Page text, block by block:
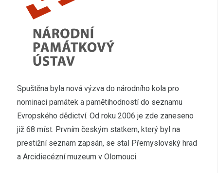
Spuštěna byla nová výzva do národního kola pro
nominaci památek a pamětihodností do seznamu
Evropského dědictví. Od roku 2006 je zde zaneseno
již 68 míst. Prvním českým statkem, který byl na
prestižní seznam zapsán, se stal Přemyslovský hrad
a Arcidiecézní muzeum v Olomouci.